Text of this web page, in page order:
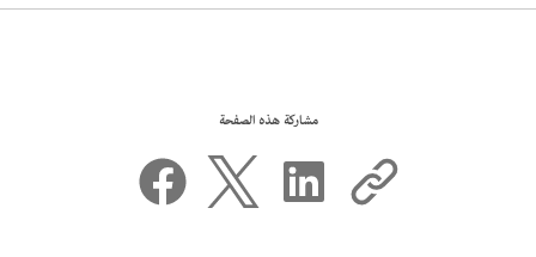
مشاركة هذه الصفحة